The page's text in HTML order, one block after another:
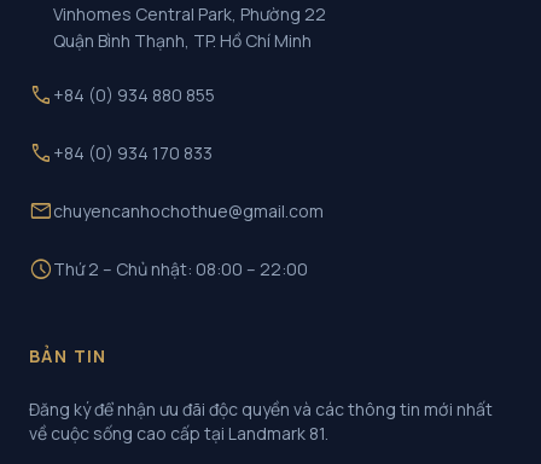
Vinhomes Central Park, Phường 22
Quận Bình Thạnh, TP. Hồ Chí Minh
call +84 (0) 934 880 855
call +84 (0) 934 170 833
mailchuyencanhochothue@gmail.com
scheduleThứ 2 – Chủ nhật: 08:00 – 22:00
BẢN TIN
Đăng ký để nhận ưu đãi độc quyền và các thông tin mới nhất
về cuộc sống cao cấp tại Landmark 81.